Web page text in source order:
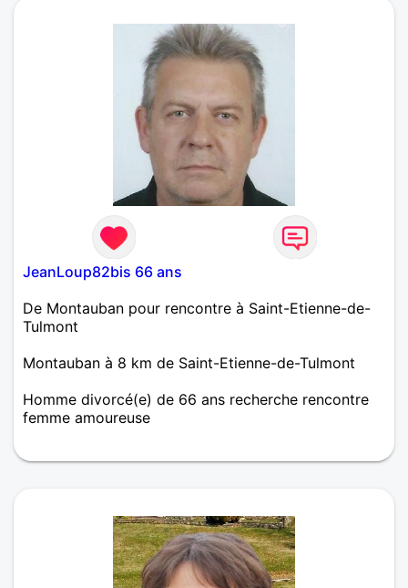
JeanLoup82bis 66 ans
De Montauban pour rencontre à Saint-Etienne-de-
Tulmont
Montauban à 8 km de Saint-Etienne-de-Tulmont
Homme divorcé(e) de 66 ans recherche rencontre
femme amoureuse
Je recherche maintenant la compagne qui me suivra
logis en commun, bien choisis où nous pourrons
recevoir la famille, les amis et peut être un animal
de compagnie. Merci mesdames, j'attends vos
messages. Amitiés sincères.